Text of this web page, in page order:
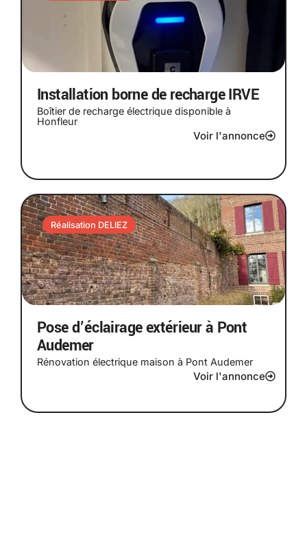
Installation borne de recharge IRVE
Boîtier de recharge électrique disponible à
Honfleur
Voir l'annonce
Réalisation DELIEZ
Pose d’éclairage extérieur à Pont
Audemer
Rénovation électrique maison à Pont Audemer
Voir l'annonce